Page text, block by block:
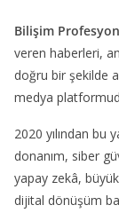
Bilişim
veren haberleri,
doğru bir şekilde
medya
2020 yılından bu
donanım, siber
yapay zekâ,
dijital dönüşüm